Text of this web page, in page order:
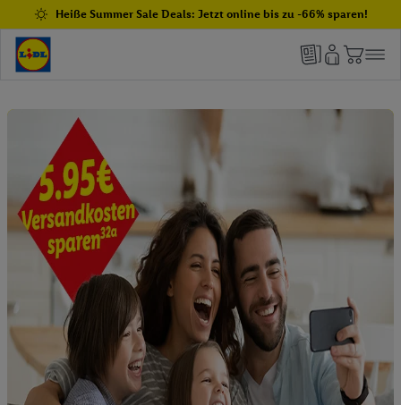
Heiße Summer Sale Deals: Jetzt online bis zu -66% sparen!